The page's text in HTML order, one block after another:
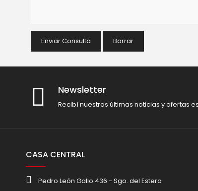
Enviar Consulta Borrar
Newsletter
Recibí nuestras últimas noticias y ofertas
CASA CENTRAL
Pedro León Gallo 436 - Sgo. del Estero